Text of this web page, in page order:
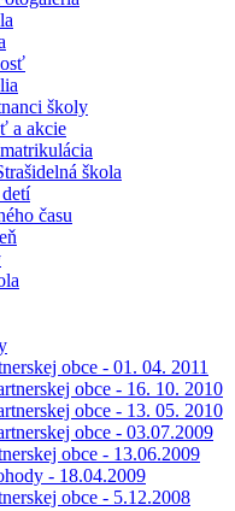
školy
a akcie
škola
času
obce - 01. 04. 2011
obce - 16. 10. 2010
obce - 13. 05. 2010
obce - 03.07.2009
obce - 13.06.2009
- 18.04.2009
obce - 5.12.2008